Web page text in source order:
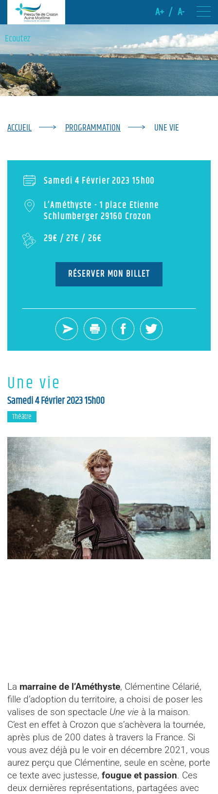
A+ / A-
Ecoutez
ACCUEIL PROGRAMMATION UNE VIE
Samedi 4 Février 2023 15h00
L’Améthyste - 1 place Etienne
Schlumberger 29160 Crozon
29€ / 27€ / 26€
RÉSERVER MON BILLET
Une vie
Samedi 4 Février 202315h00
Théâtre
La marraine de l’Améthyste, Clémentine Célarié,
fille d’adoption du territoire, a choisi de poser les
valises de son spectacle Une vie à la maison.
C’est en effet à Crozon que s’achèvera la tournée,
après plus de 200 dates à travers la France. Si
vous avez déjà pu le voir en décembre 2021, vous
aurez perçu que Clémentine, seule en scène, porte
ce texte avec justesse, fougue et passion. Ces
deux dernières représentations, partagées avec